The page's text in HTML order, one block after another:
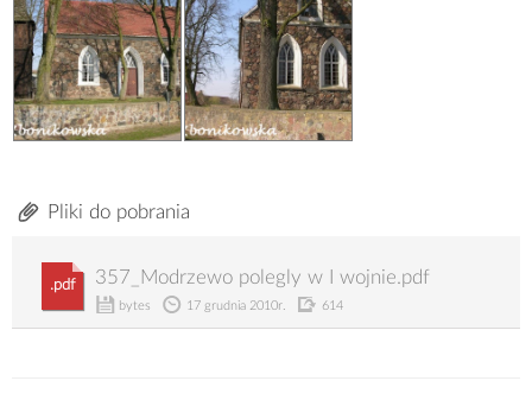
Pliki do pobrania
.pdf 357_Modrzewo polegly w I wojnie.pdf
bytes 17 grudnia 2010r. 614